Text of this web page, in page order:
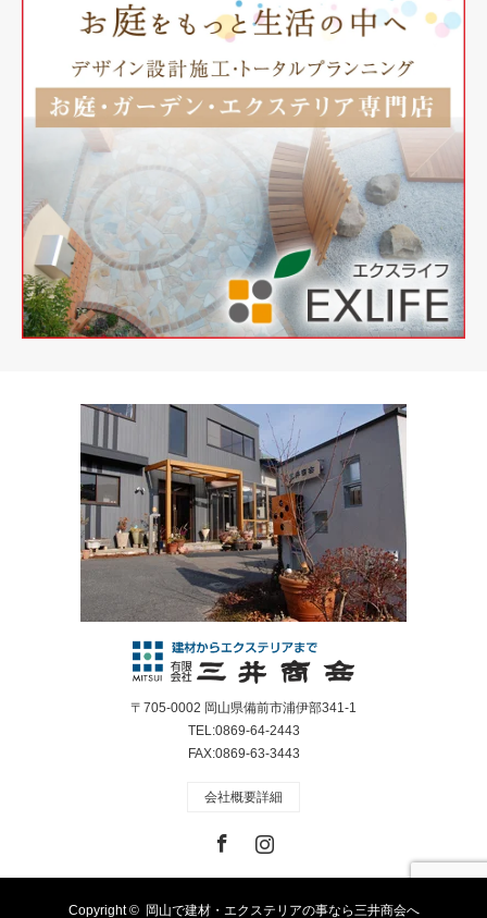
〒705-0002 岡山県備前市浦伊部341-1
TEL:0869-64-2443
FAX:0869-63-3443
会社概要詳細
Copyright © 岡山で建材・エクステリアの事なら三井商会へ